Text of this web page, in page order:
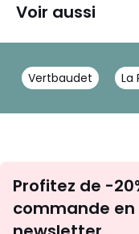
Voir aussi
Vertbaudet La
Profitez de -
commande